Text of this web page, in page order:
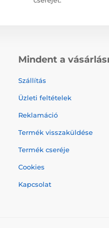
Mindent a
Szállítás
Üzleti feltételek
Reklamáció
Termék visszaküldése
Termék cseréje
Cookies
Kapcsolat